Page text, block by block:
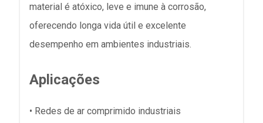
material é atóxico, leve e imune à corrosão,
oferecendo longa vida útil e excelente
desempenho em ambientes industriais.
Aplicações
• Redes de ar comprimido industriais